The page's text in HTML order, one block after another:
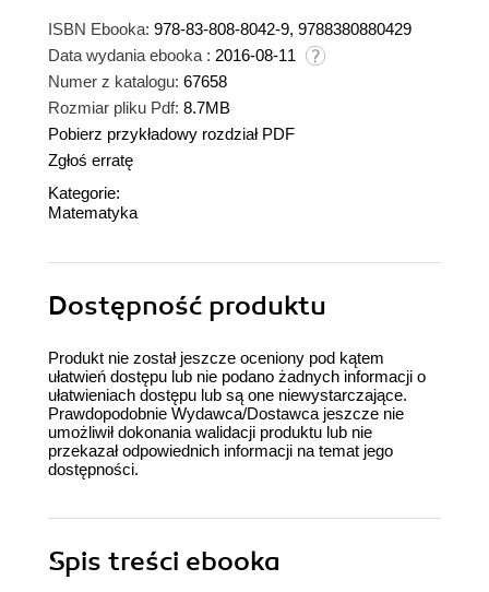
ISBN Ebooka: 978-83-808-8042-9, 9788380880429
Data wydania ebooka : 2016-08-11
Numer z katalogu: 67658
Rozmiar pliku Pdf: 8.7MB
Pobierz przykładowy rozdział PDF
Zgłoś erratę
Kategorie:
Matematyka
Dostępność produktu
Produkt nie został jeszcze oceniony pod kątem
ułatwień dostępu lub nie podano żadnych informacji o
ułatwieniach dostępu lub są one niewystarczające.
Prawdopodobnie Wydawca/Dostawca jeszcze nie
umożliwił dokonania walidacji produktu lub nie
przekazał odpowiednich informacji na temat jego
dostępności.
Spis treści ebooka